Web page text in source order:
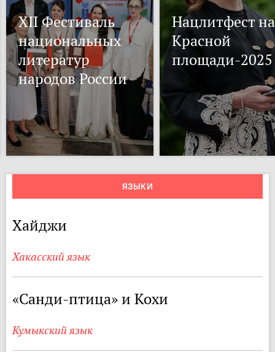
XII Фестиваль
национальных
литератур
народов России
Нацлитфест на
Красной
площади-2025
ЯЗЫКИ
Хайджи
Хакасский язык
«Санди-птица» и Кохи
Кумыкский язык